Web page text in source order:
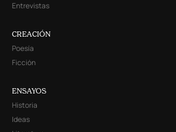
Entrevistas
CREACIÓN
Poesía
Ficción
ENSAYOS
Historia
Ideas